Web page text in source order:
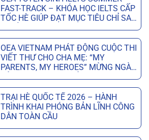
FAST-TRACK – KHÓA HỌC IELTS CẤP
TỐC HÈ GIÚP ĐẠT MỤC TIÊU CHỈ SAU
OEA VIETNAM PHÁT ĐỘNG CUỘC THI
VIẾT THƯ CHO CHA MẸ: “MY
PARENTS, MY HEROES” MỪNG NGÀY
TRẠI HÈ QUỐC TẾ 2026 – HÀNH
TRÌNH KHAI PHÓNG BẢN LĨNH CÔNG
DÂN TOÀN CẦU